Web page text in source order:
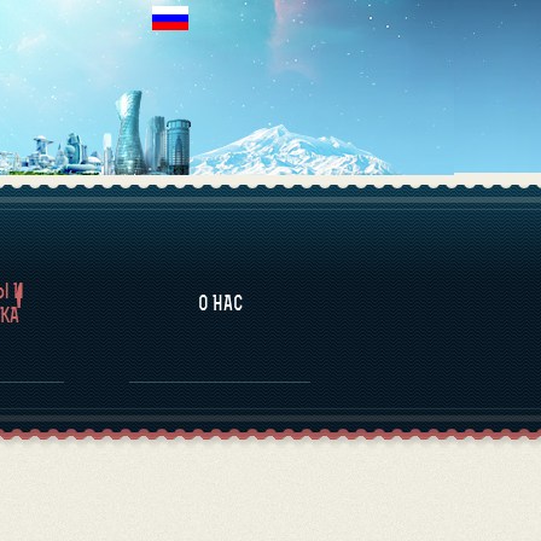
И
О НАС